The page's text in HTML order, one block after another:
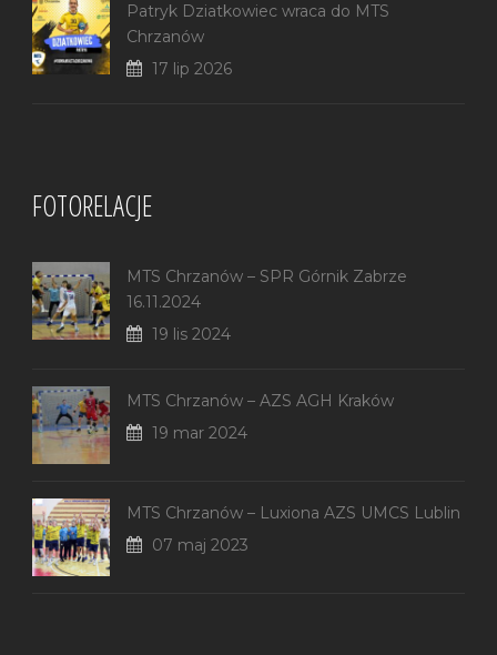
Patryk Dziatkowiec wraca do MTS
Chrzanów
17 lip 2026
FOTORELACJE
MTS Chrzanów – SPR Górnik Zabrze
16.11.2024
19 lis 2024
MTS Chrzanów – AZS AGH Kraków
19 mar 2024
MTS Chrzanów – Luxiona AZS UMCS Lublin
07 maj 2023